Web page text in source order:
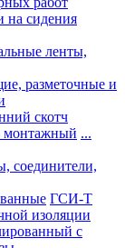
на сидения
ленты,
разметочные и
скотч
монтажный ...
соединители,
ГСИ-Т
изоляции
с